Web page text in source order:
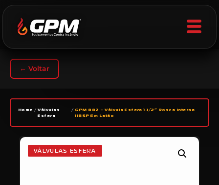
← Voltar
Home / Válvulas
Esfera
/ GPM 882 – Válvula Esfera 1.1/2” Rosca Interna
11BSP Em Latão
VÁLVULAS ESFERA